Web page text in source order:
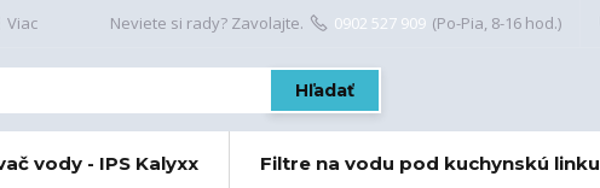
Viac
Hľadať
Neviete si rady? Zavolajte. 0902 527 909 (Po-Pia, 8-16 hod.)
vody - IPS Kalyxx Filtre na vodu pod kuchynskú linku